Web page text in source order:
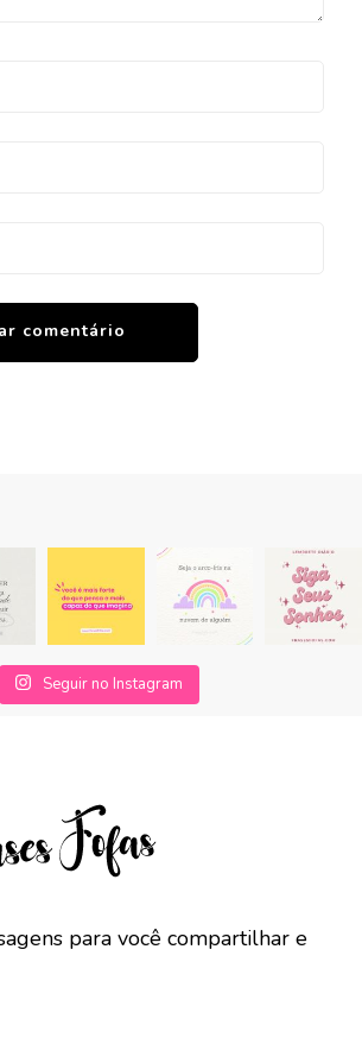
Seguir no Instagram
para você compartilhar e